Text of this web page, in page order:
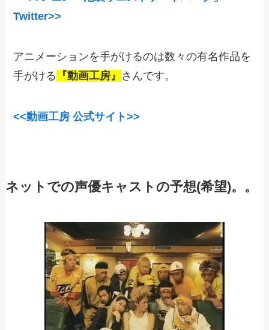
Twitter>>
アニメーションを手がけるのは数々の有名作品を
手がける
『動画工房』 さんです。
<<動画工房 公式サイト>>
ネットでの声優キャストの予想(希望)。。